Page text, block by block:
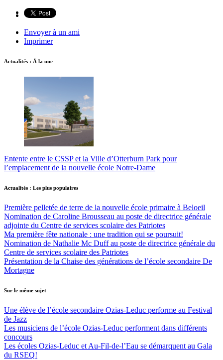
Envoyer à un ami
Imprimer
Actualités : À la une
Entente entre le CSSP et la Ville d’Otterburn Park pour
l’emplacement de la nouvelle école Notre-Dame
Actualités : Les plus populaires
Première pelletée de terre de la nouvelle école primaire à Beloeil
Nomination de Caroline Brousseau au poste de directrice générale
adjointe du Centre de services scolaire des Patriotes
Ma première fête nationale : une tradition qui se poursuit!
Nomination de Nathalie Mc Duff au poste de directrice générale du
Centre de services scolaire des Patriotes
Présentation de la Chaise des générations de l’école secondaire De
Mortagne
Sur le même sujet
Une élève de l’école secondaire Ozias-Leduc performe au Festival
de Jazz
Les musiciens de l’école Ozias-Leduc performent dans différents
concours
Les écoles Ozias-Leduc et Au-Fil-de-l’Eau se démarquent au Gala
du RSEQ!